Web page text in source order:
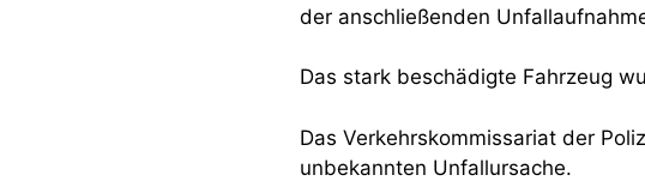
der anschließenden
Das stark beschädigte Fahrzeug
Das Verkehrskommissariat der
unbekannten Unfallursache.